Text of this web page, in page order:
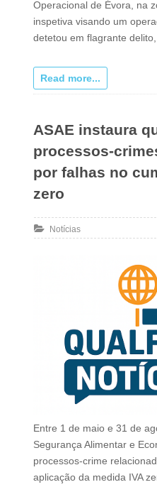
Operacional de Évora, na
inspetiva visando um
detetou em flagrante
Read more...
ASAE instaura
processos-
por falhas no
zero
Notícias
Entre 1 de maio e 31 de
Segurança Alimentar e
processos-crime
aplicação da medida IVA